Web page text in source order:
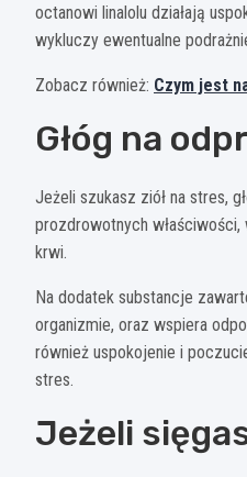
octanowi linalolu działają
wykluczy ewentualne
Zobacz również: Czym jest
Głóg na
Jeżeli szukasz ziół na stres,
prozdrowotnych
krwi.
Na dodatek substancje
organizmie, oraz wspiera
również uspokojenie i
stres.
Jeżeli